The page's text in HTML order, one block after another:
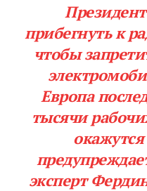
прибегнуть к
чтобы
Европа
тысячи
эксперт